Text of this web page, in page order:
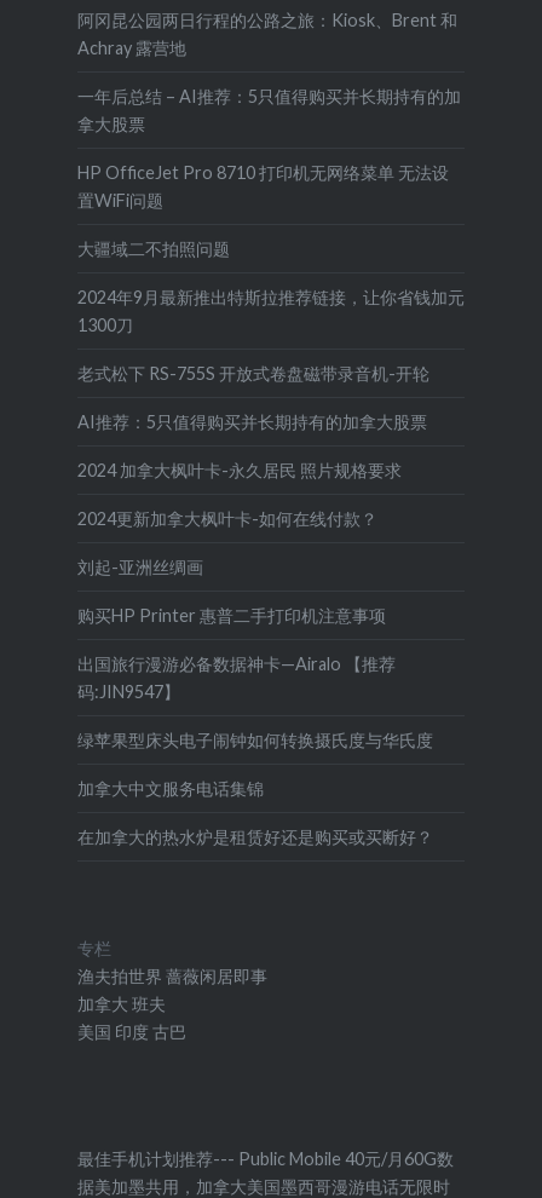
阿冈昆公园两日行程的公路之旅：Kiosk、Brent 和
Achray 露营地
一年后总结 – AI推荐：5只值得购买并长期持有的加
拿大股票
HP OfficeJet Pro 8710 打印机无网络菜单 无法设
置WiFi问题
大疆域二不拍照问题
2024年9月最新推出特斯拉推荐链接，让你省钱加元
1300刀
老式松下 RS-755S 开放式卷盘磁带录音机-开轮
AI推荐：5只值得购买并长期持有的加拿大股票
2024 加拿大枫叶卡-永久居民 照片规格要求
2024更新加拿大枫叶卡-如何在线付款？
刘起-亚洲丝绸画
购买HP Printer 惠普二手打印机注意事项
出国旅行漫游必备数据神卡—Airalo 【推荐
码:JIN9547】
绿苹果型床头电子闹钟如何转换摄氏度与华氏度
加拿大中文服务电话集锦
在加拿大的热水炉是租赁好还是购买或买断好？
专栏
渔夫拍世界 蔷薇闲居即事
加拿大 班夫
美国 印度 古巴
最佳手机计划推荐--- Public Mobile 40元/月60G数
据美加墨共用，加拿大美国墨西哥漫游电话无限时